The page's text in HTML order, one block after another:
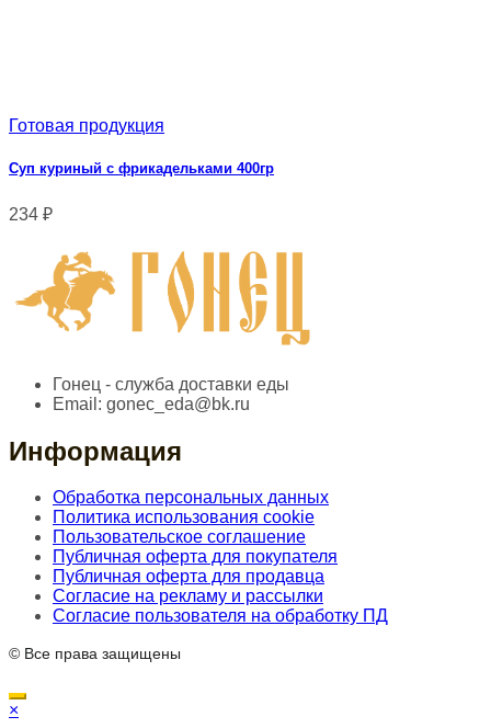
Готовая продукция
Суп куриный с фрикадельками 400гр
234 ₽
Гонец - служба доставки еды
Email: gonec_eda@bk.ru
Информация
Обработка персональных данных
Политика использования cookie
Пользовательское соглашение
Публичная оферта для покупателя
Публичная оферта для продавца
Согласие на рекламу и рассылки
Согласие пользователя на обработку ПД
© Все права защищены
×